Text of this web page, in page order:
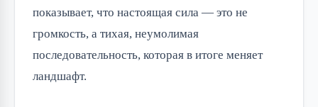
показывает, что настоящая сила — это не
громкость, а тихая, неумолимая
последовательность, которая в итоге меняет
ландшафт.